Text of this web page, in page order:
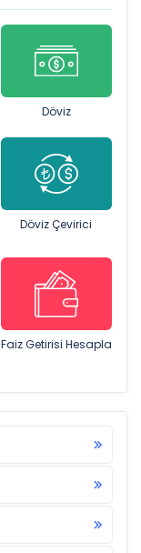
Döviz
Döviz Çevirici
Faiz Getirisi Hesapla